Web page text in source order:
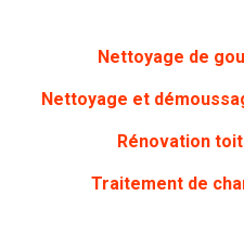
Nettoyage de
Nettoyage et
Rénovation
Traitement de